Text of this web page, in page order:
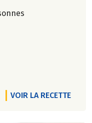
VOIR LA RECETTE